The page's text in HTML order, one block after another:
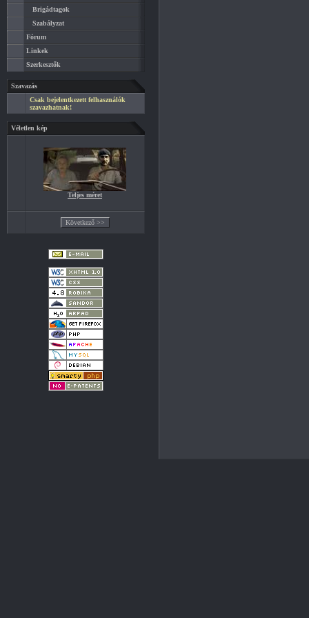
Brigádtagok
Szabályzat
Fórum
Linkek
Szerkesztők
Szavazás
Csak bejelentkezett felhasználók
szavazhatnak!
Véletlen kép
Teljes méret